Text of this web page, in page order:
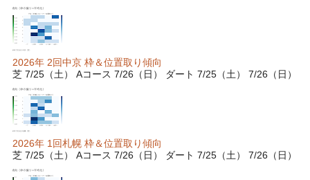
2026年 2回中京 枠＆位置取り傾向
芝 7/25（土） Aコース 7/26（日） ダート 7/25（土） 7/26（日）
2026年 1回札幌 枠＆位置取り傾向
芝 7/25（土） Aコース 7/26（日） ダート 7/25（土） 7/26（日）